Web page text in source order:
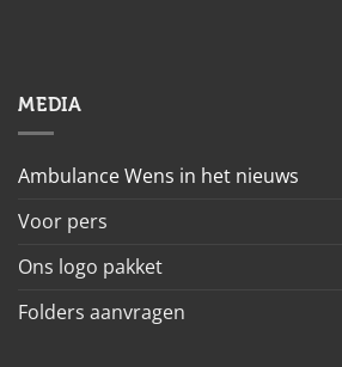
MEDIA
Ambulance Wens in het nieuws
Voor pers
Ons logo pakket
Folders aanvragen